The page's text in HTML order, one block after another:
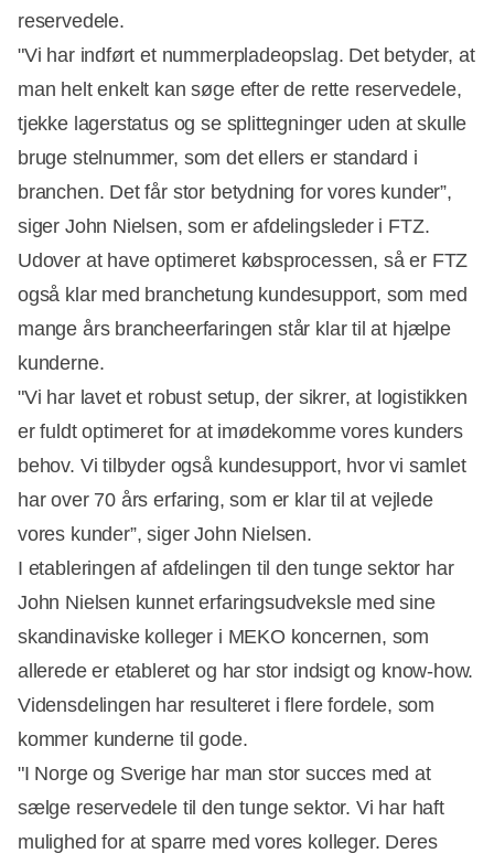
reservedele.
"Vi har indført et nummerpladeopslag. Det betyder, at
man helt enkelt kan søge efter de rette reservedele,
tjekke lagerstatus og se splittegninger uden at skulle
bruge stelnummer, som det ellers er standard i
branchen. Det får stor betydning for vores kunder”,
siger John Nielsen, som er afdelingsleder i FTZ.
Udover at have optimeret købsprocessen, så er FTZ
også klar med branchetung kundesupport, som med
mange års brancheerfaringen står klar til at hjælpe
kunderne.
"Vi har lavet et robust setup, der sikrer, at logistikken
er fuldt optimeret for at imødekomme vores kunders
behov. Vi tilbyder også kundesupport, hvor vi samlet
har over 70 års erfaring, som er klar til at vejlede
vores kunder”, siger John Nielsen.
I etableringen af afdelingen til den tunge sektor har
John Nielsen kunnet erfaringsudveksle med sine
skandinaviske kolleger i MEKO koncernen, som
allerede er etableret og har stor indsigt og know-how.
Vidensdelingen har resulteret i flere fordele, som
kommer kunderne til gode.
"I Norge og Sverige har man stor succes med at
sælge reservedele til den tunge sektor. Vi har haft
mulighed for at sparre med vores kolleger. Deres